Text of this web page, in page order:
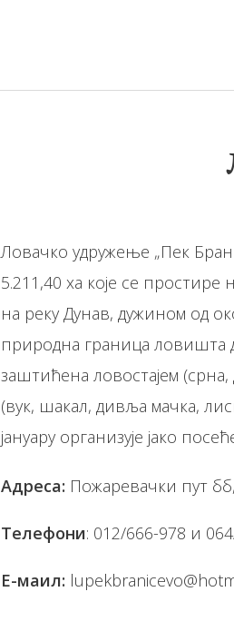
Ловачко удружење „Пек
5.211,40 ха које се простире на делу територије општине Голубац. На севороистоку ловиште излази
на реку Дунав, дужином од око 5
природна граница ловишта дуж златоносне
заштићена ловостајем
(вук, шакал, дивља мачка,
јануару
Адреса: Пожаревачки пут
Телефони: 012/666-978 и
Е-маил: